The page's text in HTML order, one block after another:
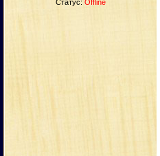
Статус: Offline